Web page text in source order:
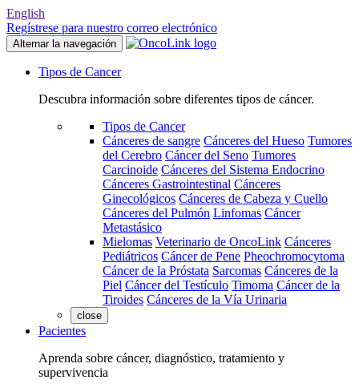
English
Regístrese para nuestro correo electrónico
Alternar la navegación
Tipos de Cancer
Descubra información sobre diferentes tipos de cáncer.
Tipos de Cancer
Cánceres de sangre Cánceres del Hueso Tumores
del Cerebro Cáncer del Seno Tumores
Carcinoide Cánceres del Sistema Endocrino
Cánceres Gastrointestinal Cánceres
Ginecológicos Cánceres de Cabeza y Cuello
Cánceres del Pulmón Linfomas Cáncer
Metastásico
Mielomas Veterinario de OncoLink Cánceres
Pediátricos Cáncer de Pene Pheochromocytoma
Cáncer de la Próstata Sarcomas Cánceres de la
Piel Cáncer del Testículo Timoma Cáncer de la
Tiroides Cánceres de la Vía Urinaria
close
Pacientes
Aprenda sobre cáncer, diagnóstico, tratamiento y
supervivencia